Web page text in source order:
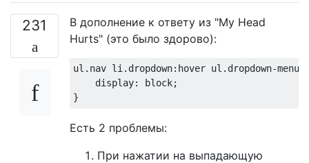
231
В дополнение к ответу из "My Head
Hurts" (это было здорово):
ul . nav li . dropdown: hover ul . dropdown-menu
display: block;
}
Есть 2 проблемы:
При нажатии на выпадающую